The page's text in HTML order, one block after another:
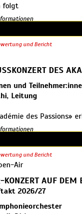
www.bachwochen.ch
und
Bachwochen Thun,
folgt
Musique à l'Eglise
und Bericht
DES
und
Leitung
des Passions»
Bläser:innen
und sich intensiv
wird zu
und Bericht
Air
KONZERT AUF DEM
2026/27